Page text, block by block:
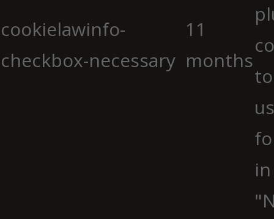
cookielawinfo-
checkbox-necessary
11
months